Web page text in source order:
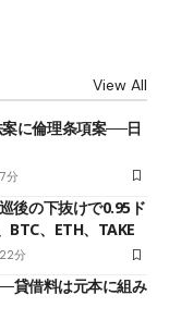
View All
案に倫理条項案──日
分
後の下抜けで0.95ド
BTC、ETH、TAKE
分
貸借料は元本に組み